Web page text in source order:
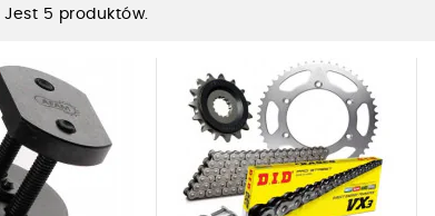
Jest 5 produktów.